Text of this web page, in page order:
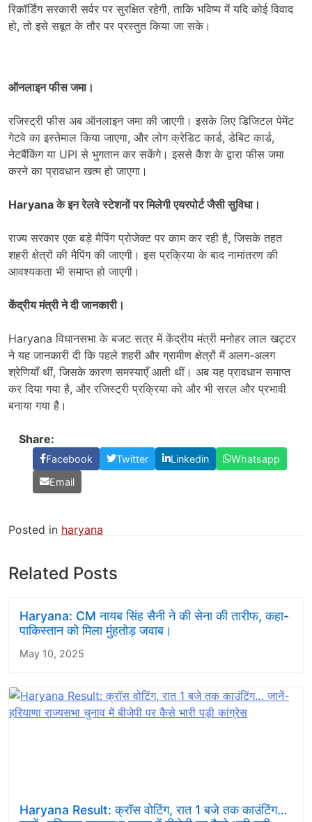
रिकॉर्डिंग सरकारी सर्वर पर सुरक्षित रहेगी, ताकि भविष्य में यदि कोई विवाद
हो, तो इसे सबूत के तौर पर प्रस्तुत किया जा सके।
ऑनलाइन फीस जमा।
रजिस्ट्री फीस अब ऑनलाइन जमा की जाएगी। इसके लिए डिजिटल पेमेंट
गेटवे का इस्तेमाल किया जाएगा, और लोग क्रेडिट कार्ड, डेबिट कार्ड,
नेटबैंकिंग या UPI से भुगतान कर सकेंगे। इससे कैश के द्वारा फीस जमा
करने का प्रावधान खत्म हो जाएगा।
Haryana के इन रेलवे स्टेशनों पर मिलेगी एयरपोर्ट जैसी सुविधा।
राज्य सरकार एक बड़े मैपिंग प्रोजेक्ट पर काम कर रही है, जिसके तहत
शहरी क्षेत्रों की मैपिंग की जाएगी। इस प्रक्रिया के बाद नामांतरण की
आवश्यकता भी समाप्त हो जाएगी।
केंद्रीय मंत्री ने दी जानकारी।
Haryana विधानसभा के बजट सत्र में केंद्रीय मंत्री मनोहर लाल खट्टर
ने यह जानकारी दी कि पहले शहरी और ग्रामीण क्षेत्रों में अलग-अलग
श्रेणियाँ थीं, जिसके कारण समस्याएँ आती थीं। अब यह प्रावधान समाप्त
कर दिया गया है, और रजिस्ट्री प्रक्रिया को और भी सरल और प्रभावी
बनाया गया है।
Share:
Facebook Twitter Linkedin
Whatsapp
Email
Posted in haryana
Related Posts
Haryana: CM नायब सिंह सैनी ने की सेना की तारीफ, कहा-
पाकिस्तान को मिला मुंहतोड़ जवाब।
May 10, 2025
Haryana Result: क्रॉस वोटिंग, रात 1 बजे तक काउंटिंग…